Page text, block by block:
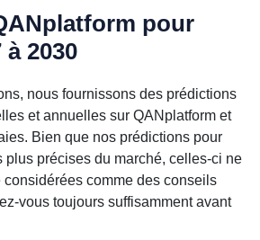
pour
à 2030
nous fournissons des prédictions
et annuelles sur QANplatform et
Bien que nos prédictions pour
plus précises du marché, celles-ci ne
comme des conseils
vous toujours suffisamment avant